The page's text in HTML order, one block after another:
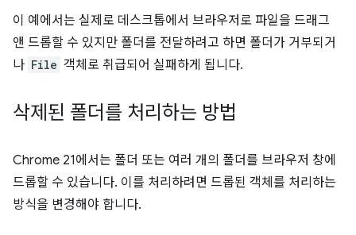
이 예에서는 실제로 데스크톱에서 브라우저로 파일을 드래그
앤 드롭할 수 있지만 폴더를 전달하려고 하면 폴더가 거부되거
나 File 객체로 취급되어 실패하게 됩니다.
삭제된 폴더를 처리하는 방법
Chrome 21에서는 폴더 또는 여러 개의 폴더를 브라우저 창에
드롭할 수 있습니다. 이를 처리하려면 드롭된 객체를 처리하는
방식을 변경해야 합니다.